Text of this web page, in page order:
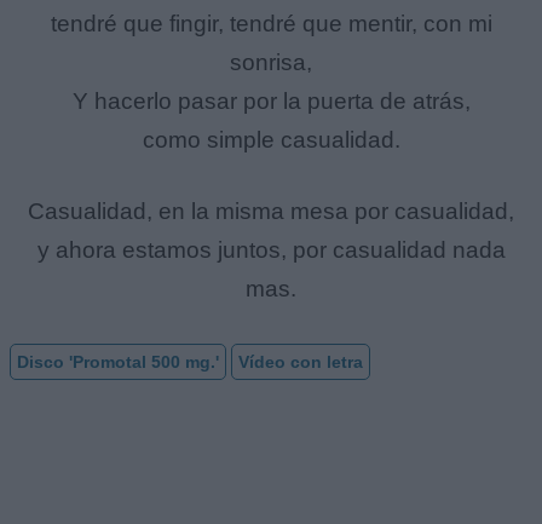
tendré que fingir, tendré que mentir, con mi
sonrisa,
Y hacerlo pasar por la puerta de atrás,
como simple casualidad.
Casualidad, en la misma mesa por casualidad,
y ahora estamos juntos, por casualidad nada
mas.
Disco 'Promotal 500 mg.' Vídeo con letra